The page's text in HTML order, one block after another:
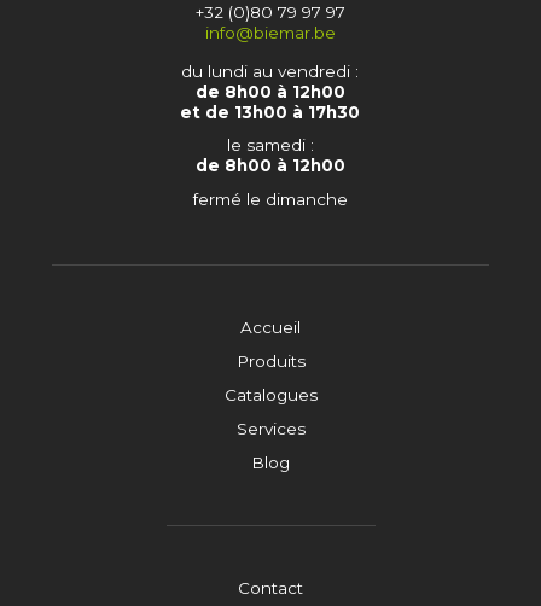
Accueil
Produits
Catalogues
Services
Blog
Contact
+32 (0)80 79 97 97
info@biemar.be
du lundi au vendredi :
de 8h00 à 12h00
et de 13h00 à 17h30
le samedi :
de 8h00 à 12h00
fermé le dimanche